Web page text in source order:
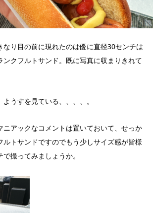
なり目の前に現れたのは優に直径30センチは
ンクフルトサンド。既に写真に収まりきれて
うすを見ている、、、、。
ニアックなコメントは置いておいて、せっか
ルトサンドですのでもう少しサイズ感が皆様
撮ってみましょうか。